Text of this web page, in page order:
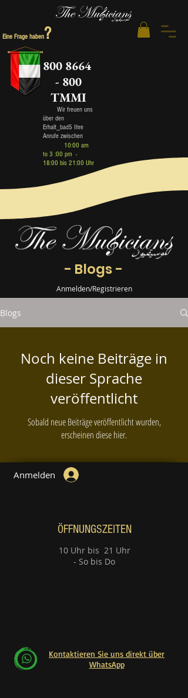
Eine Frage haben?
800 8664
- 800
TMMI
Wir freuen uns
über den
Erhalt_bad5 Ihre
Anrufe zwischen
10:00 am
to 3 :00 pm -
18:00 bis 21:00 Uhr
- Blogs -
Anmelden/Registrieren
Blogs
Noch keine Beiträge in
dieser Sprache
veröffentlicht
Sobald neue Beiträge veröffentlicht wurden,
erscheinen diese hier.
Anmelden
ÖFFNUNGSZEITEN
10 Uhr bis 21 Uhr
- So bis Do
Kontaktieren Sie uns direkt über
WhatsApp